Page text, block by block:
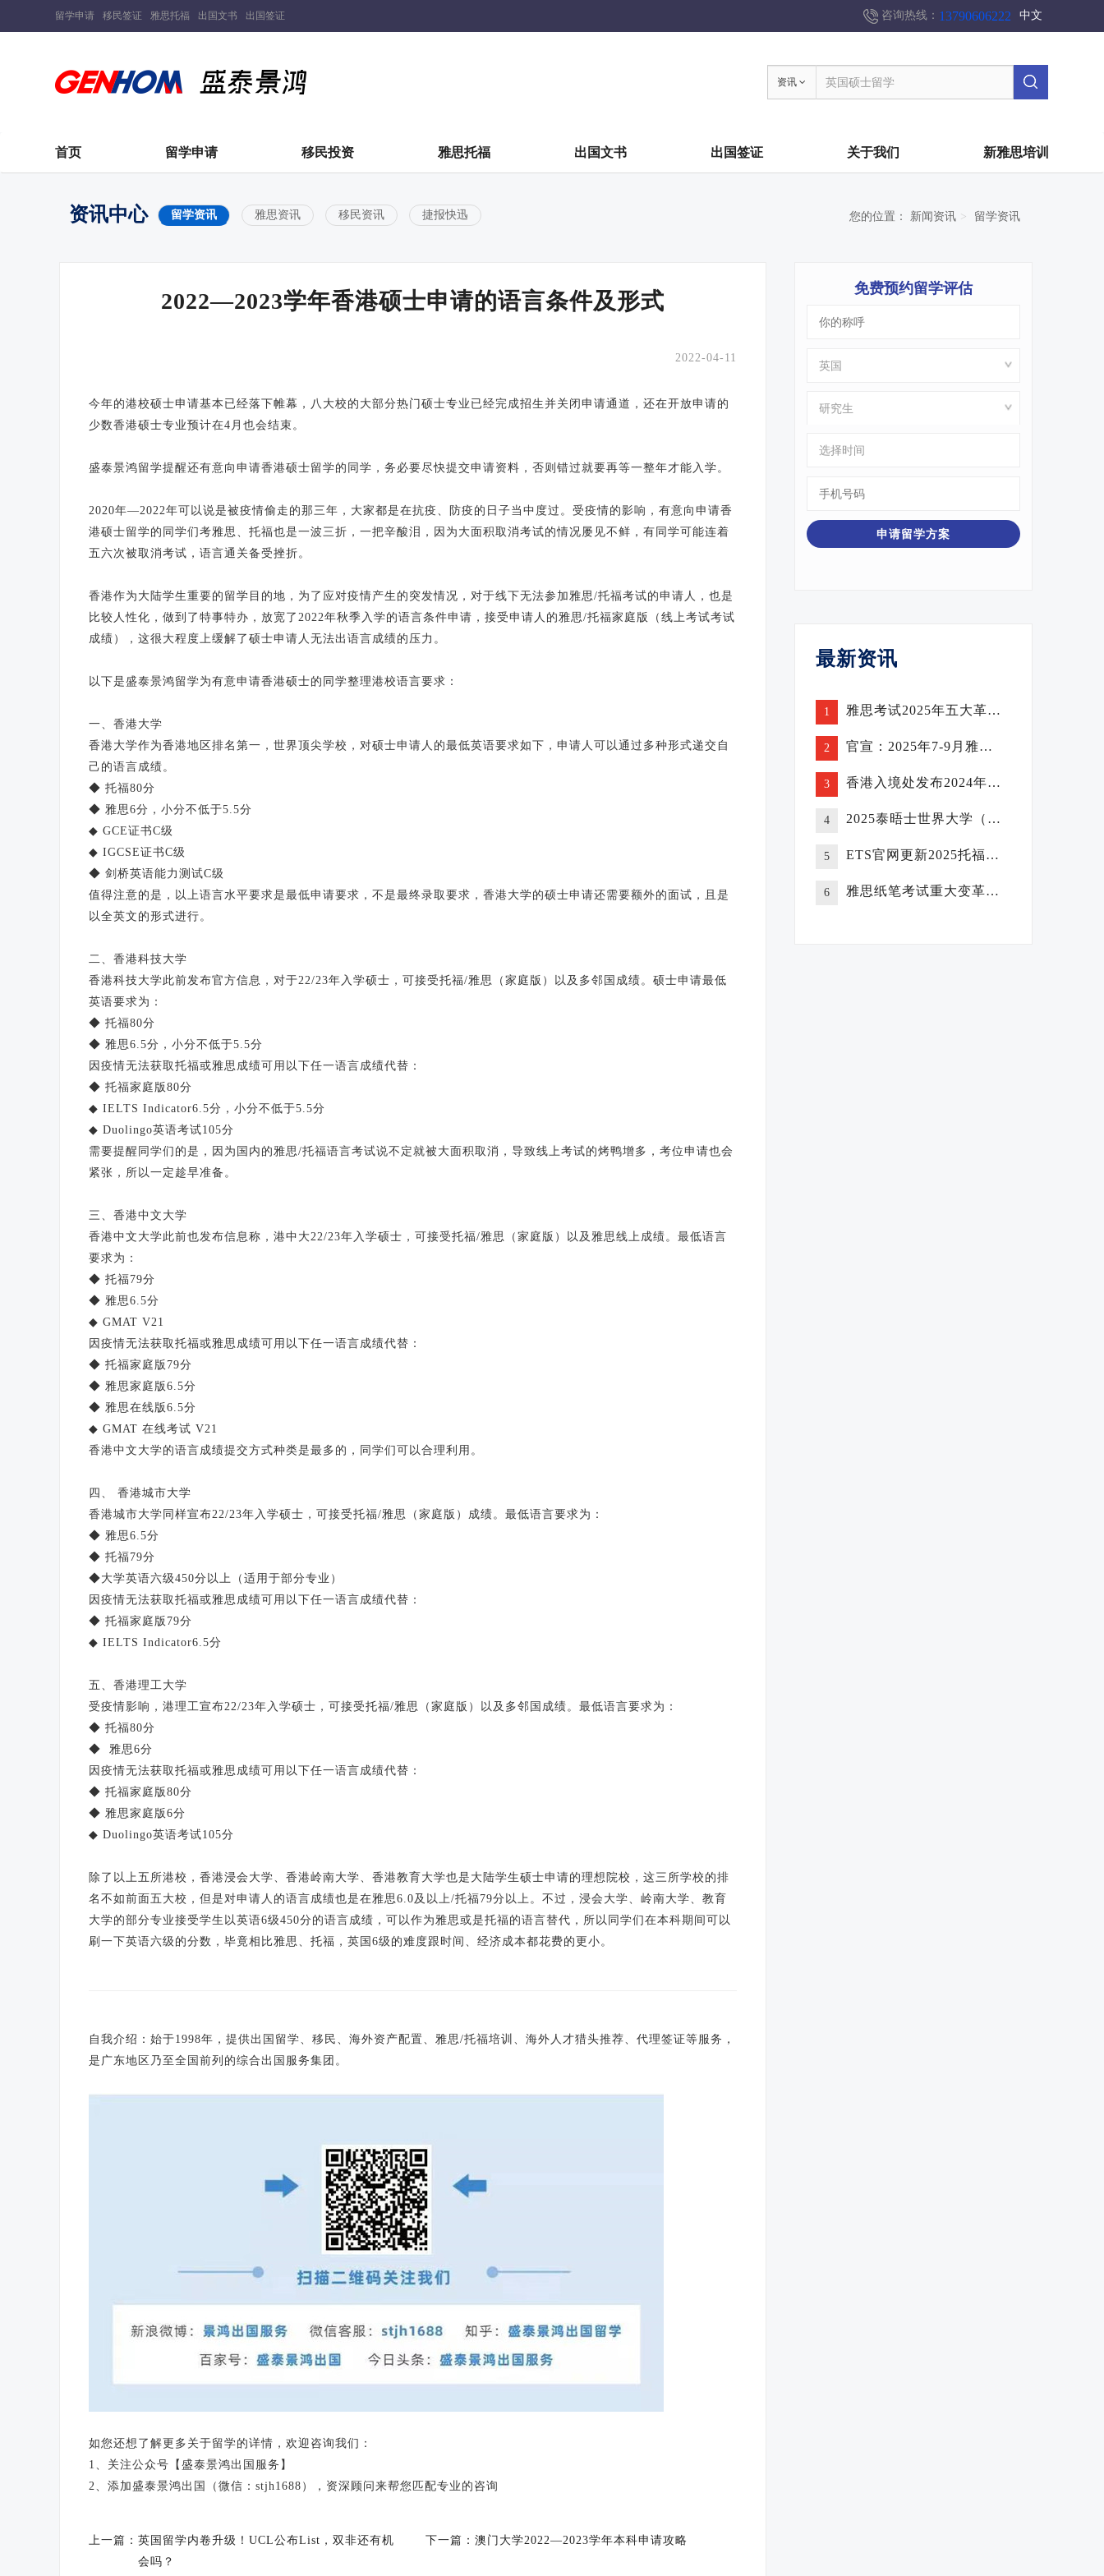
留学申请 移民签证 雅思托福 出国文书 出国签证 中文
咨询热线： 13790606222
资讯
首页 留学申请 移民投资 雅思托福 出国文书 出国签证 关于我们 新雅思培训
资讯中心 留学资讯 雅思资讯 移民资讯 捷报快迅 您的位置： 新闻资讯 留学资讯
2022—2023学年香港硕士申请的语言条件及形式
2022-04-11
今年的港校硕士申请基本已经落下帷幕，八大校的大部分热门硕士专业已经完成招生并关闭申请通道，还在开放申请的
少数香港硕士专业预计在4月也会结束。
盛泰景鸿留学提醒还有意向申请香港硕士留学的同学，务必要尽快提交申请资料，否则错过就要再等一整年才能入学。
2020年—2022年可以说是被疫情偷走的那三年，大家都是在抗疫、防疫的日子当中度过。受疫情的影响，有意向申请香
港硕士留学的同学们考雅思、托福也是一波三折，一把辛酸泪，因为大面积取消考试的情况屡见不鲜，有同学可能连着
五六次被取消考试，语言通关备受挫折。
香港作为大陆学生重要的留学目的地，为了应对疫情产生的突发情况，对于线下无法参加雅思/托福考试的申请人，也是
比较人性化，做到了特事特办，放宽了2022年秋季入学的语言条件申请，接受申请人的雅思/托福家庭版（线上考试考试
成绩），这很大程度上缓解了硕士申请人无法出语言成绩的压力。
以下是盛泰景鸿留学为有意申请香港硕士的同学整理港校语言要求：
一、香港大学
香港大学作为香港地区排名第一，世界顶尖学校，对硕士申请人的最低英语要求如下，申请人可以通过多种形式递交自
己的语言成绩。
◆ 托福80分
◆ 雅思6分，小分不低于5.5分
◆ GCE证书C级
◆ IGCSE证书C级
◆ 剑桥英语能力测试C级
值得注意的是，以上语言水平要求是最低申请要求，不是最终录取要求，香港大学的硕士申请还需要额外的面试，且是
以全英文的形式进行。
二、香港科技大学
香港科技大学此前发布官方信息，对于22/23年入学硕士，可接受托福/雅思（家庭版）以及多邻国成绩。硕士申请最低
英语要求为：
◆ 托福80分
◆ 雅思6.5分，小分不低于5.5分
因疫情无法获取托福或雅思成绩可用以下任一语言成绩代替：
◆ 托福家庭版80分
◆ IELTS Indicator6.5分，小分不低于5.5分
◆ Duolingo英语考试105分
需要提醒同学们的是，因为国内的雅思/托福语言考试说不定就被大面积取消，导致线上考试的烤鸭增多，考位申请也会
紧张，所以一定趁早准备。
三、香港中文大学
香港中文大学此前也发布信息称，港中大22/23年入学硕士，可接受托福/雅思（家庭版）以及雅思线上成绩。最低语言
要求为：
◆ 托福79分
◆ 雅思6.5分
◆ GMAT V21
因疫情无法获取托福或雅思成绩可用以下任一语言成绩代替：
◆ 托福家庭版79分
◆ 雅思家庭版6.5分
◆ 雅思在线版6.5分
◆ GMAT 在线考试 V21
香港中文大学的语言成绩提交方式种类是最多的，同学们可以合理利用。
四、 香港城市大学
香港城市大学同样宣布22/23年入学硕士，可接受托福/雅思（家庭版）成绩。最低语言要求为：
◆ 雅思6.5分
◆ 托福79分
◆大学英语六级450分以上（适用于部分专业）
因疫情无法获取托福或雅思成绩可用以下任一语言成绩代替：
◆ 托福家庭版79分
◆ IELTS Indicator6.5分
五、香港理工大学
受疫情影响，港理工宣布22/23年入学硕士，可接受托福/雅思（家庭版）以及多邻国成绩。最低语言要求为：
◆ 托福80分
◆ 雅思6分
因疫情无法获取托福或雅思成绩可用以下任一语言成绩代替：
◆ 托福家庭版80分
◆ 雅思家庭版6分
◆ Duolingo英语考试105分
除了以上五所港校，香港浸会大学、香港岭南大学、香港教育大学也是大陆学生硕士申请的理想院校，这三所学校的排
名不如前面五大校，但是对申请人的语言成绩也是在雅思6.0及以上/托福79分以上。不过，浸会大学、岭南大学、教育
大学的部分专业接受学生以英语6级450分的语言成绩，可以作为雅思或是托福的语言替代，所以同学们在本科期间可以
刷一下英语六级的分数，毕竟相比雅思、托福，英国6级的难度跟时间、经济成本都花费的更小。
自我介绍：始于1998年，提供出国留学、移民、海外资产配置、雅思/托福培训、海外人才猎头推荐、代理签证等服务，
是广东地区乃至全国前列的综合出国服务集团。
如您还想了解更多关于留学的详情，欢迎咨询我们：
1、关注公众号【盛泰景鸿出国服务】
2、添加盛泰景鸿出国（微信：stjh1688），资深顾问来帮您匹配专业的咨询
上一篇： 英国留学内卷升级！UCL公布List，双非还有机
会吗？
下一篇： 澳门大学2022—2023学年本科申请攻略
免费预约留学评估
最新资讯
1 雅思考试2025年五大革新举措发布，机考最快1天即可出分
2 官宣：2025年7-9月雅思考试报名开放！
3 香港入境处发布2024年度总结：近14万宗人才计划签证成功获批！
4 2025泰晤士世界大学（THE）声誉排名发布：哈佛连续14年蝉联榜首！
5 ETS官网更新2025托福雅思分数换算表！
6 雅思纸笔考试重大变革！5月起禁用铅笔，中性笔时代来临！